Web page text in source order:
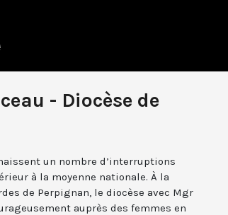
- Diocèse de
un nombre d’interruptions
à la moyenne nationale. À la
de Perpignan, le diocèse avec Mgr
auprès des femmes en